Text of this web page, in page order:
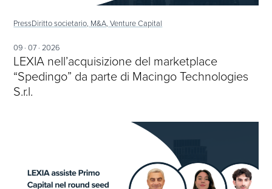
PressDiritto societario, M&A, Venture Capital
09 · 07 · 2026
LEXIA nell’acquisizione del marketplace
“Spedingo” da parte di Macingo Technologies
S.r.l.